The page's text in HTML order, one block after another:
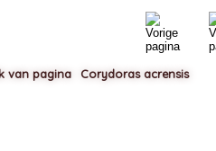
Corydoras acrensis